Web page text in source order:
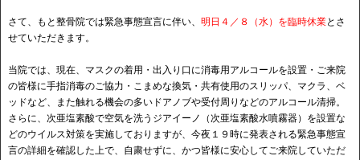
さて、もと整骨院では緊急事態宣言に伴い、 明日４／８（水）を臨時休業と さ
せていただきます。
当院では、現在、マスクの着用・出入り口に消毒用アルコールを設置・ご来院
の皆様に手指消毒のご協力・こまめな換気・共有使用のスリッパ、マクラ、ベ
ッドなど、また触れる機会の多いドアノブや受付周りなどのアルコール清掃。
さらに、次亜塩素酸で空気を洗うジアイーノ（次亜塩素酸水噴霧器）を設置な
どのウイルス対策を実施しておりますが、今夜１９時に発表される緊急事態宣
言の詳細を確認した上で、自粛せずに、かつ皆様に安心してご来院していただ